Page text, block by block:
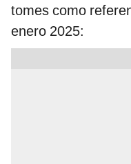
tomes como
enero 2025: